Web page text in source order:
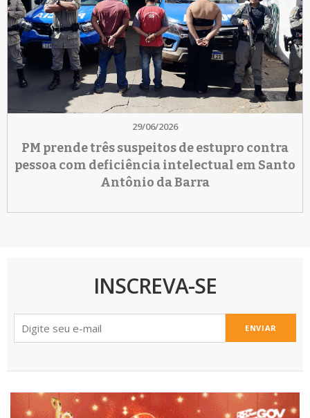
29/06/2026
PM prende três suspeitos de estupro contra
pessoa com deficiência intelectual em Santo
Antônio da Barra
INSCREVA-SE
ENVIAR